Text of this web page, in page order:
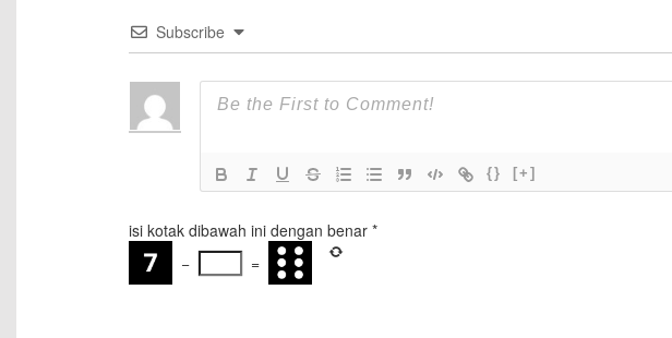
Subscribe
{} [+]
isi kotak dibawah ini dengan benar*
−
=